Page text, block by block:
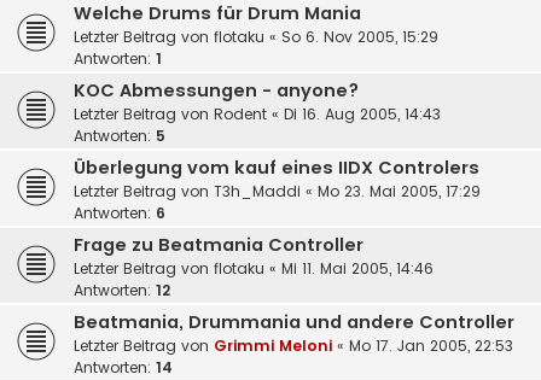
Welche Drums für Drum Mania
Letzter Beitrag von flotaku « So 6. Nov 2005, 15:29
Antworten: 1
KOC Abmessungen - anyone?
Letzter Beitrag von Rodent « Di 16. Aug 2005, 14:43
Antworten: 5
Überlegung vom kauf eines IIDX Controlers
Letzter Beitrag von T3h_Maddi « Mo 23. Mai 2005, 17:29
Antworten: 6
Frage zu Beatmania Controller
Letzter Beitrag von flotaku « Mi 11. Mai 2005, 14:46
Antworten: 12
Beatmania, Drummania und andere Controller
Letzter Beitrag von Grimmi Meloni « Mo 17. Jan 2005, 22:53
Antworten: 14